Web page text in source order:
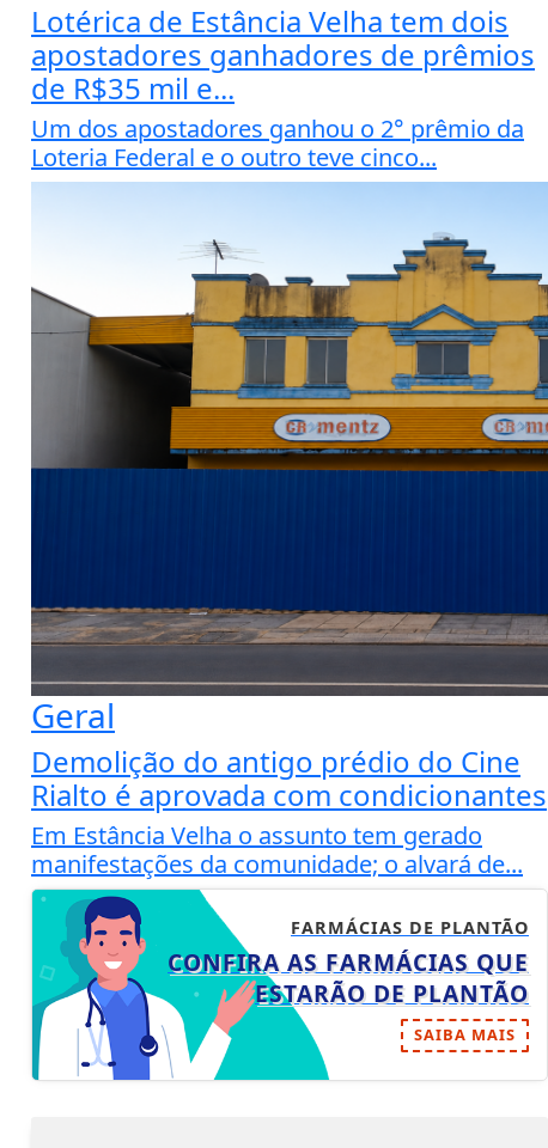
Lotérica de Estância Velha tem dois
apostadores ganhadores de prêmios
de R$35 mil e...
Um dos apostadores ganhou o 2° prêmio da
Loteria Federal e o outro teve cinco...
Geral
Demolição do antigo prédio do Cine
Rialto é aprovada com condicionantes
Em Estância Velha o assunto tem gerado
manifestações da comunidade; o alvará de...
FARMÁCIAS DE PLANTÃO
CONFIRA AS FARMÁCIAS QUE
ESTARÃO DE PLANTÃO
SAIBA MAIS